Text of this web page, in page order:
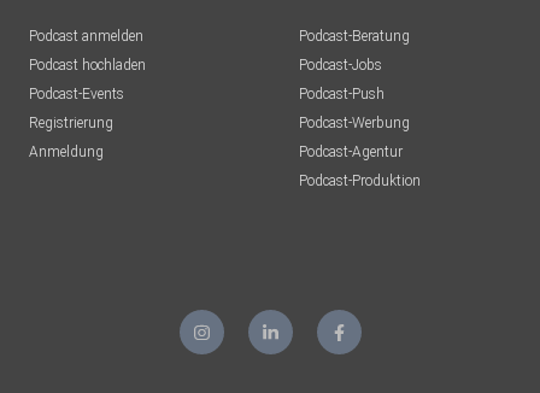
Podcast anmelden
Podcast hochladen
Podcast-Events
Registrierung
Anmeldung
Podcast-Beratung
Podcast-Jobs
Podcast-Push
Podcast-Werbung
Podcast-Agentur
Podcast-Produktion